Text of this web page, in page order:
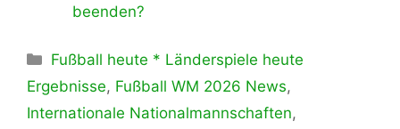
beenden?
Kategorien
Fußball heute * Länderspiele heute
Ergebnisse, Fußball WM 2026 News,
Internationale Nationalmannschaften,